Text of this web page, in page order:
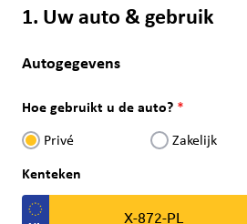
1. Uw auto & gebruik
Autogegevens
Hoe gebruikt u de auto?
Privé Zakelijk
Kenteken